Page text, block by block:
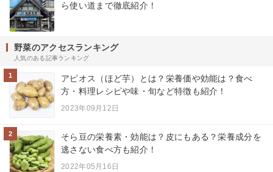
ら使い道まで徹底紹介！
野菜のアクセスランキング
人気のある記事ランキング
1
アピオス（ほど芋）とは？栄養価や効能は？食べ
方・料理レシピや味・旬など特徴も紹介！
2023年09月12日
2
そら豆の栄養素・効能は？皮にもある？栄養成分を
逃さない食べ方も紹介！
2022年05月16日